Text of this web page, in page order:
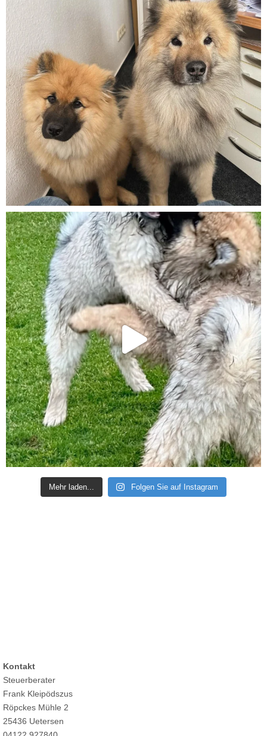
Mehr laden... Folgen Sie auf Instagram
Kontakt
Steuerberater
Frank Kleipödszus
Röpckes Mühle 2
25436 Uetersen